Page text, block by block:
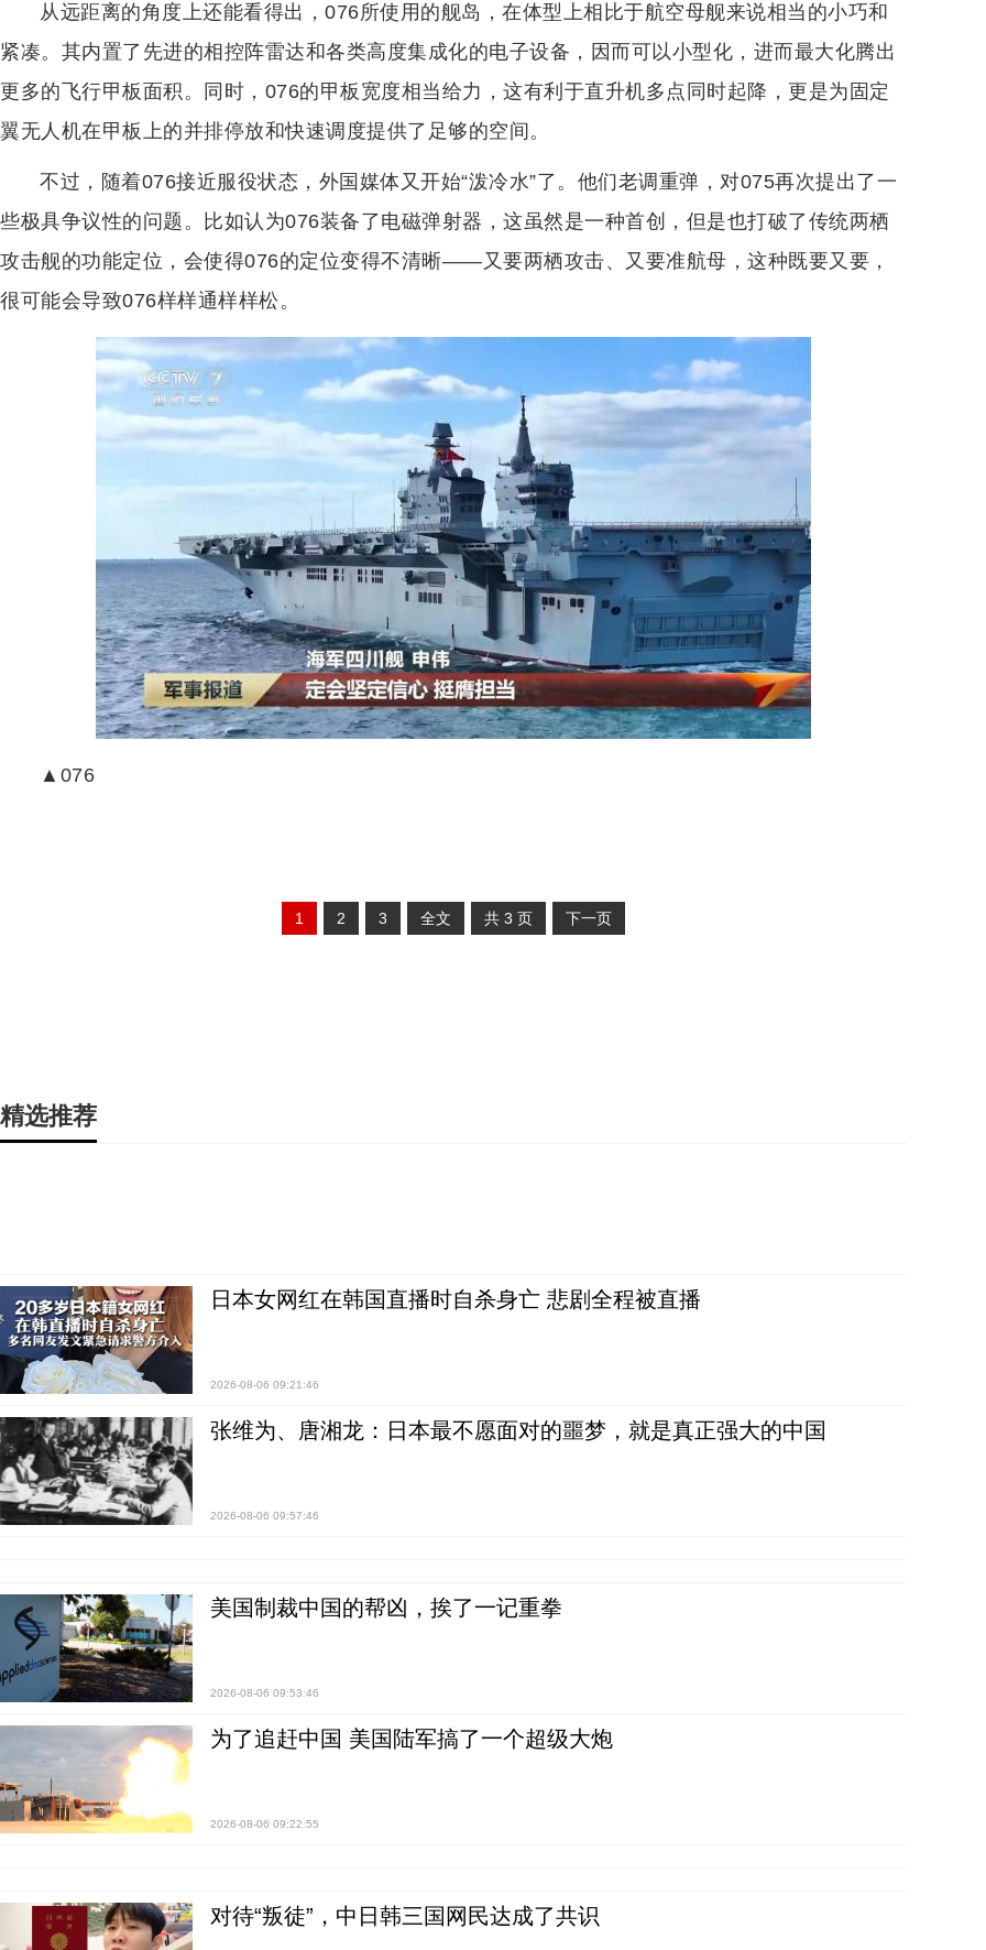
从远距离的角度上还能看得出，076所使用的舰岛，在体型上相比于航空母舰来说相当的小巧和
紧凑。其内置了先进的相控阵雷达和各类高度集成化的电子设备，因而可以小型化，进而最大化腾出
更多的飞行甲板面积。同时，076的甲板宽度相当给力，这有利于直升机多点同时起降，更是为固定
翼无人机在甲板上的并排停放和快速调度提供了足够的空间。
不过，随着076接近服役状态，外国媒体又开始“泼冷水”了。他们老调重弹，对075再次提出了一
些极具争议性的问题。比如认为076装备了电磁弹射器，这虽然是一种首创，但是也打破了传统两栖
攻击舰的功能定位，会使得076的定位变得不清晰——又要两栖攻击、又要准航母，这种既要又要，
很可能会导致076样样通样样松。
▲076
1 2 3 全文 共 3 页 下一页
精选推荐
日本女网红在韩国直播时自杀身亡 悲剧全程被直播
2026-08-06 09:21:46
张维为、唐湘龙：日本最不愿面对的噩梦，就是真正强大的中国
2026-08-06 09:57:46
美国制裁中国的帮凶，挨了一记重拳
2026-08-06 09:53:46
为了追赶中国 美国陆军搞了一个超级大炮
2026-08-06 09:22:55
对待“叛徒”，中日韩三国网民达成了共识